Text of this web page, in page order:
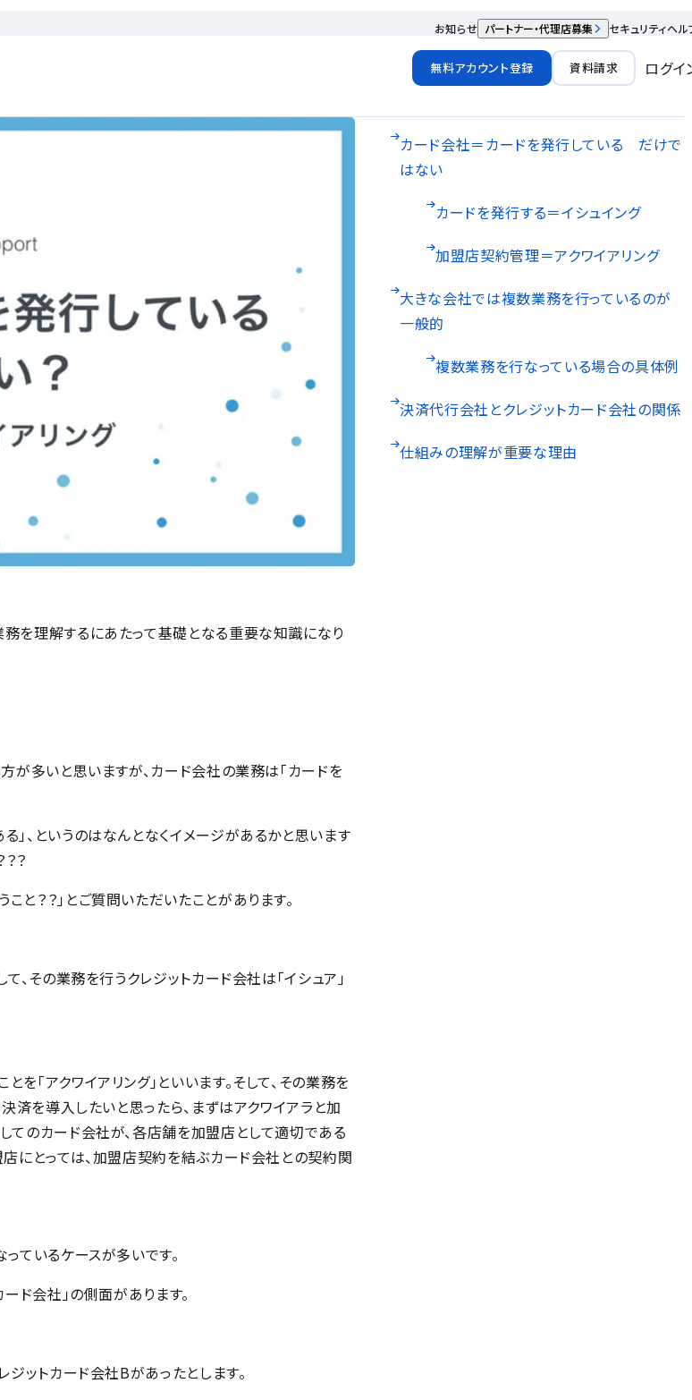
お知らせ パートナー・代理店募集 セキュリティヘル
無料アカウント登録 資料請求 ログイ
アリング
カード会社＝カードを発行している だけで
はない
カードを発行する＝イシュイング
加盟店契約管理＝アクワイアリング
大きな会社では複数業務を行っているのが
一般的
複数業務を行なっている場合の具体例
決済代行会社とクレジットカード会社の関係
仕組みの理解が重要な理由
を理解するにあたって基礎となる重要な知識になり
が多いと思いますが、カード会社の業務は「カードを
」、というのはなんとなくイメージがあるかと思います
？
？？」とご質問いただいたことがあります。
、その業務を行うクレジットカード会社は「イシュア」
「アクワイアリング」といいます。そして、その業務を
済を導入したいと思ったら、まずはアクワイアラと加
てのカード会社が、各店舗を加盟店として適切である
店にとっては、加盟店契約を結ぶカード会社との契約関
ているケースが多いです。
ド会社」の側面があります。
ジットカード会社Bがあったとします。